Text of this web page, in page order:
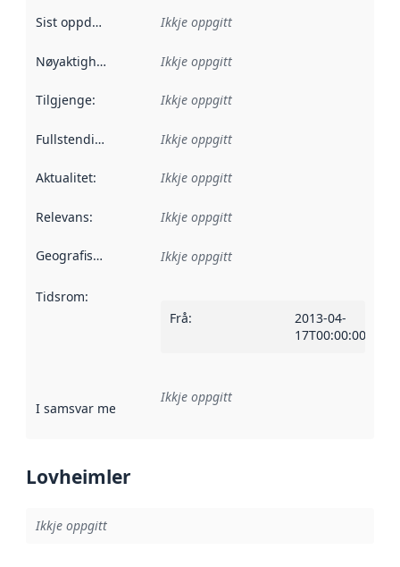
Sist oppdatert Ikkje oppgitt
Nøyaktigheit Ikkje oppgitt
Tilgjenge: Ikkje oppgitt
Fullstendigheit Ikkje oppgitt
Aktualitet: Ikkje oppgitt
Relevans: Ikkje oppgitt
Geografisk område Ikkje oppgitt
Tidsrom:
Frå:
2013-04-
17T00:00:00Z
I samsvar med Referanse til ei implementeringsregel eller
Ikkje oppgitt
Lovheimler
Ikkje oppgitt